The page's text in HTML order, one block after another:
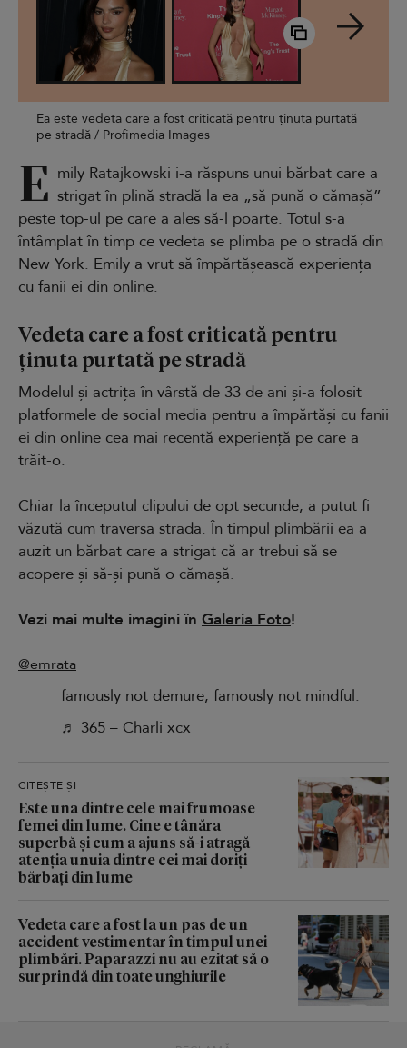
Ea este vedeta care a fost criticată pentru ținuta purtată
pe stradă / Profimedia Images
E mily Ratajkowski i-a răspuns unui bărbat care a
strigat în plină stradă la ea „să pună o cămașă”
peste top-ul pe care a ales să-l poarte. Totul s-a
întâmplat în timp ce vedeta se plimba pe o stradă din
New York. Emily a vrut să împărtășească experiența
cu fanii ei din online.
Vedeta care a fost criticată pentru
ținuta purtată pe stradă
Modelul și actrița în vârstă de 33 de ani și-a folosit
platformele de social media pentru a împărtăși cu fanii
ei din online cea mai recentă experiență pe care a
trăit-o.
Chiar la începutul clipului de opt secunde, a putut fi
văzută cum traversa strada. În timpul plimbării ea a
auzit un bărbat care a strigat că ar trebui să se
acopere și să-și pună o cămașă.
Vezi mai multe imagini în Galeria Foto!
@emrata
famously not demure, famously not mindful.
♬ 365 – Charli xcx
CITEȘTE ȘI
Este una dintre cele mai frumoase
femei din lume. Cine e tânăra
superbă și cum a ajuns să-i atragă
atenția unuia dintre cei mai doriți
bărbați din lume
Vedeta care a fost la un pas de un
accident vestimentar în timpul unei
plimbări. Paparazzi nu au ezitat să o
surprindă din toate unghiurile